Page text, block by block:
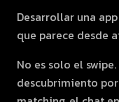
Desarrollar una
que parece desde
No es solo el
descubrimiento